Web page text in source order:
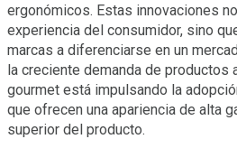
ergonómicos. Estas innovaciones
experiencia del consumidor, sino
marcas a diferenciarse en un
la creciente demanda de productos
gourmet está impulsando la
que ofrecen una apariencia de alta
superior del producto.